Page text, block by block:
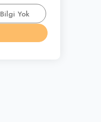
Bilgi Yok